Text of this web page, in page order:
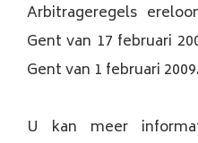
Arbitrageregels
Gent van 17 februari
Gent van 1 februari 2009.
U kan meer